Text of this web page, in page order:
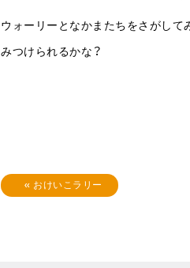
ウォーリーとなかまたちをさがして
みつけられるかな？
« おけいこラリー